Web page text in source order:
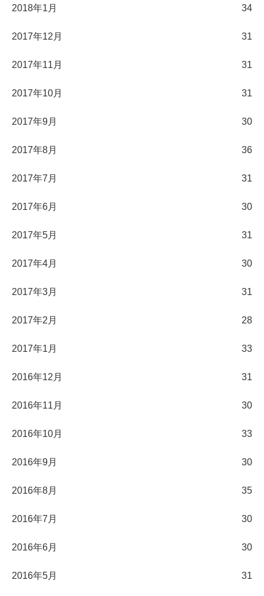
2018年1月 34
2017年12月 31
2017年11月 31
2017年10月 31
2017年9月 30
2017年8月 36
2017年7月 31
2017年6月 30
2017年5月 31
2017年4月 30
2017年3月 31
2017年2月 28
2017年1月 33
2016年12月 31
2016年11月 30
2016年10月 33
2016年9月 30
2016年8月 35
2016年7月 30
2016年6月 30
2016年5月 31